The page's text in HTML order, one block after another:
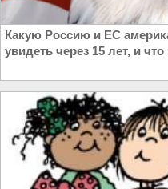
Какую Россию и ЕС
увидеть через 15 лет, и